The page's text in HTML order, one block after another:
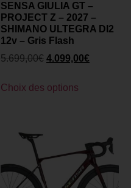
SENSA GIULIA GT –
PROJECT Z – 2027 –
SHIMANO ULTEGRA DI2
12v – Gris Flash
5.699,00€ 4.099,00€
Choix des options